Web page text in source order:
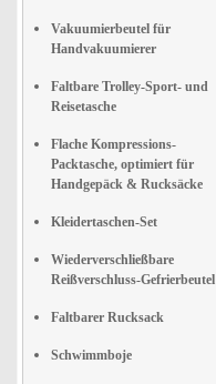
Vakuumierbeutel für
Handvakuumierer
Faltbare Trolley-Sport- und
Reisetasche
Flache Kompressions-
Packtasche, optimiert für
Handgepäck & Rucksäcke
Kleidertaschen-Set
Wiederverschließbare
Reißverschluss-Gefrierbeutel
Faltbarer Rucksack
Schwimmboje